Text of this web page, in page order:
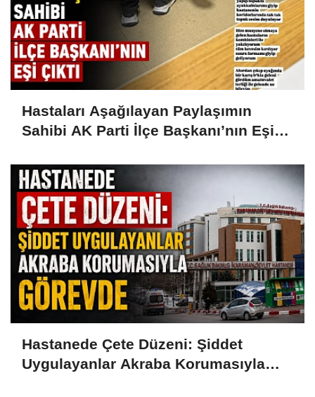
Hastaları Aşağılayan Paylaşımın
Sahibi AK Parti İlçe Başkanı’nın Eşi
Hastanede Çete Düzeni: Şiddet
Uygulayanlar Akraba Korumasıyla